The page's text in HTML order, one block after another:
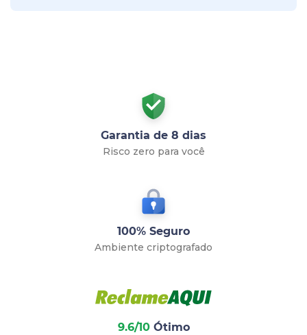
Garantia de 8 dias
Risco zero para você
100% Seguro
Ambiente criptografado
9.6/10Ótimo